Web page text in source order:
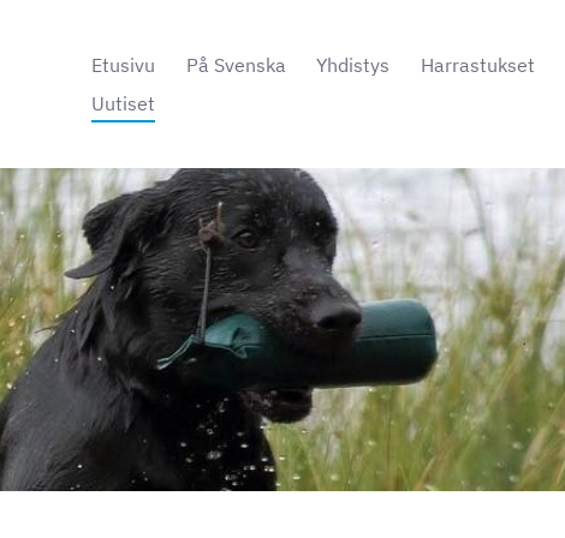
Etusivu På Svenska Yhdistys Harrastukset
Uutiset